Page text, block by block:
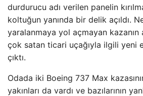
durdurucu adı verilen panelin
koltuğun yanında bir delik açıldı.
yaralanmaya yol açmayan kazanın
çok satan ticari uçağıyla ilgili yeni
çıktı.
Odada iki Boeing 737 Max
yakınları da vardı ve bazılarının